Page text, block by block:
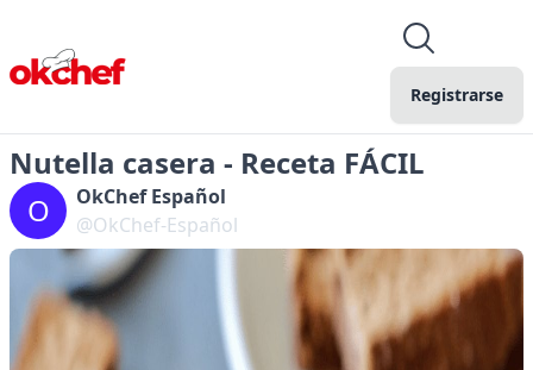
Registrarse
Nutella casera - Receta FÁCIL
O
OkChef Español
@OkChef-Español